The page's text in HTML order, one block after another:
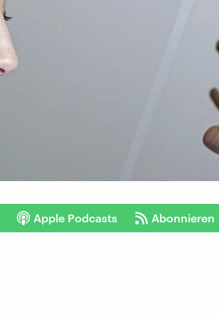
Apple Podcasts Abonnieren